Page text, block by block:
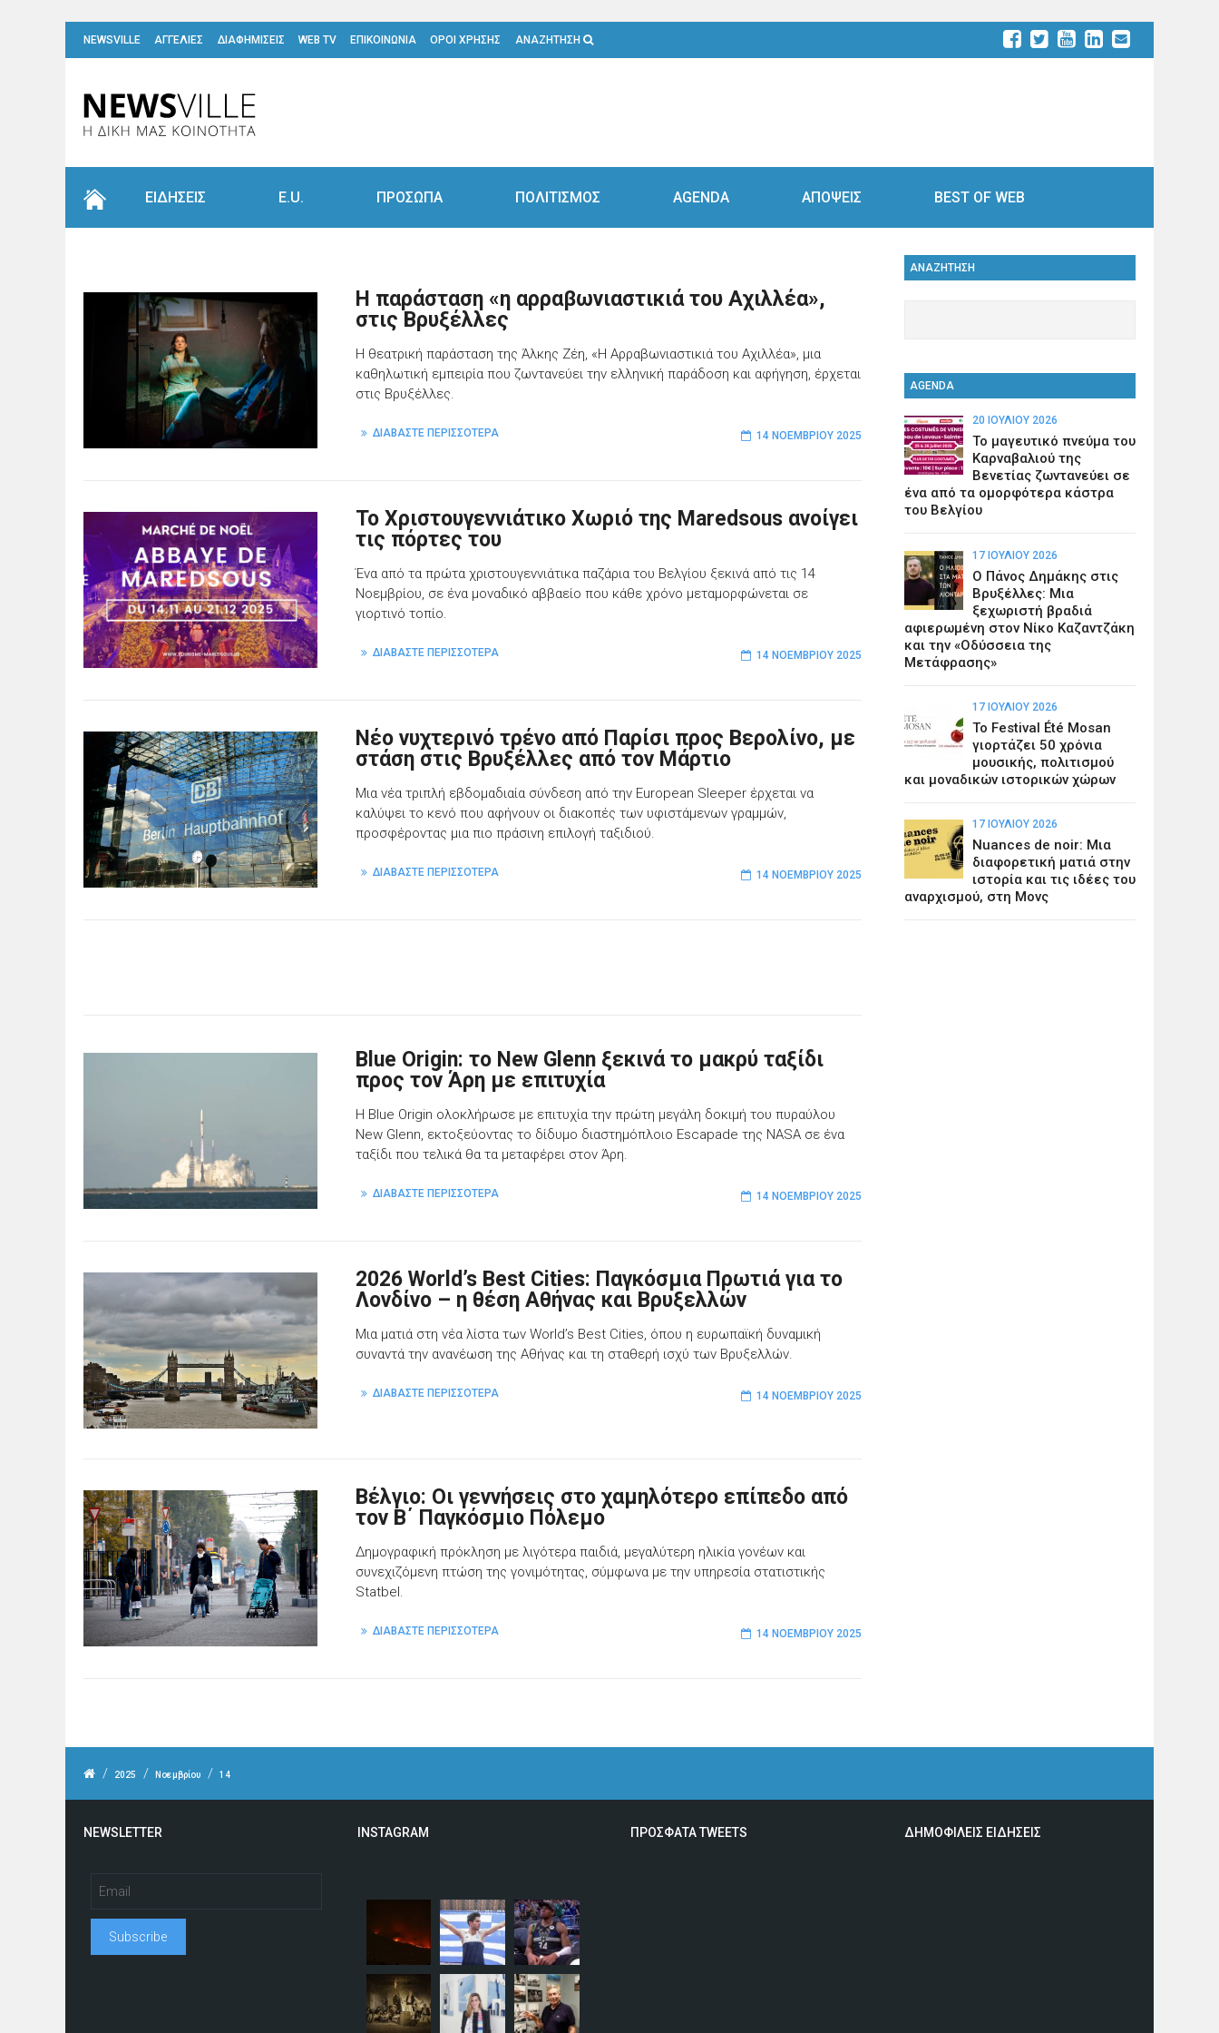
NEWSVILLE ΑΓΓΕΛΙΕΣ ΔΙΑΦΗΜΙΣΕΙΣ WEB TV ΕΠΙΚΟΙΝΩΝΙΑ ΟΡΟΙ ΧΡΗΣΗΣ ΑΝΑΖΗΤΗΣΗ
ΕΙΔΗΣΕΙΣ E.U. ΠΡΟΣΩΠΑ ΠΟΛΙΤΙΣΜΟΣ AGENDA ΑΠΟΨΕΙΣ BEST OF WEB
Η παράσταση «η αρραβωνιαστικιά του Αχιλλέα»,
στις Βρυξέλλες
Η θεατρική παράσταση της Άλκης Ζέη, «Η Αρραβωνιαστικιά του Αχιλλέα», μια
καθηλωτική εμπειρία που ζωντανεύει την ελληνική παράδοση και αφήγηση, έρχεται
στις Βρυξέλλες.
ΔΙΑΒΑΣΤΕ ΠΕΡΙΣΣΟΤΕΡΑ 14 ΝΟΕΜΒΡΊΟΥ 2025
Το Χριστουγεννιάτικο Χωριό της Maredsous ανοίγει
τις πόρτες του
Ένα από τα πρώτα χριστουγεννιάτικα παζάρια του Βελγίου ξεκινά από τις 14
Νοεμβρίου, σε ένα μοναδικό αββαείο που κάθε χρόνο μεταμορφώνεται σε
γιορτινό τοπίο.
ΔΙΑΒΑΣΤΕ ΠΕΡΙΣΣΟΤΕΡΑ 14 ΝΟΕΜΒΡΊΟΥ 2025
Νέο νυχτερινό τρένο από Παρίσι προς Βερολίνο, με
στάση στις Βρυξέλλες από τον Μάρτιο
Μια νέα τριπλή εβδομαδιαία σύνδεση από την European Sleeper έρχεται να
καλύψει το κενό που αφήνουν οι διακοπές των υφιστάμενων γραμμών,
προσφέροντας μια πιο πράσινη επιλογή ταξιδιού.
ΔΙΑΒΑΣΤΕ ΠΕΡΙΣΣΟΤΕΡΑ 14 ΝΟΕΜΒΡΊΟΥ 2025
Blue Origin: το New Glenn ξεκινά το μακρύ ταξίδι
προς τον Άρη με επιτυχία
Η Blue Origin ολοκλήρωσε με επιτυχία την πρώτη μεγάλη δοκιμή του πυραύλου
New Glenn, εκτοξεύοντας το δίδυμο διαστημόπλοιο Escapade της NASA σε ένα
ταξίδι που τελικά θα τα μεταφέρει στον Άρη.
ΔΙΑΒΑΣΤΕ ΠΕΡΙΣΣΟΤΕΡΑ 14 ΝΟΕΜΒΡΊΟΥ 2025
2026 World’s Best Cities: Παγκόσμια Πρωτιά για το
Λονδίνο – η θέση Αθήνας και Βρυξελλών
Μια ματιά στη νέα λίστα των World’s Best Cities, όπου η ευρωπαϊκή δυναμική
συναντά την ανανέωση της Αθήνας και τη σταθερή ισχύ των Βρυξελλών.
ΔΙΑΒΑΣΤΕ ΠΕΡΙΣΣΟΤΕΡΑ 14 ΝΟΕΜΒΡΊΟΥ 2025
Βέλγιο: Οι γεννήσεις στο χαμηλότερο επίπεδο από
τον Β΄ Παγκόσμιο Πόλεμο
Δημογραφική πρόκληση με λιγότερα παιδιά, μεγαλύτερη ηλικία γονέων και
συνεχιζόμενη πτώση της γονιμότητας, σύμφωνα με την υπηρεσία στατιστικής
Statbel.
ΔΙΑΒΑΣΤΕ ΠΕΡΙΣΣΟΤΕΡΑ 14 ΝΟΕΜΒΡΊΟΥ 2025
ΑΝΑΖΗΤΗΣΗ
AGENDA
20 ΙΟΥΛΊΟΥ 2026
Το μαγευτικό πνεύμα του
Καρναβαλιού της
Βενετίας ζωντανεύει σε
ένα από τα ομορφότερα κάστρα
του Βελγίου
17 ΙΟΥΛΊΟΥ 2026
Ο Πάνος Δημάκης στις
Βρυξέλλες: Μια
ξεχωριστή βραδιά
αφιερωμένη στον Νίκο Καζαντζάκη
και την «Οδύσσεια της
Μετάφρασης»
17 ΙΟΥΛΊΟΥ 2026
Το Festival Été Mosan
γιορτάζει 50 χρόνια
μουσικής, πολιτισμού
και μοναδικών ιστορικών χώρων
17 ΙΟΥΛΊΟΥ 2026
Nuances de noir: Μια
διαφορετική ματιά στην
ιστορία και τις ιδέες του
αναρχισμού, στη Μονς
/ 2025 / Νοεμβρίου / 14
NEWSLETTER INSTAGRAM ΠΡΟΣΦΑΤΑ TWEETS ΔΗΜΟΦΙΛΕΙΣ ΕΙΔΗΣΕΙΣ